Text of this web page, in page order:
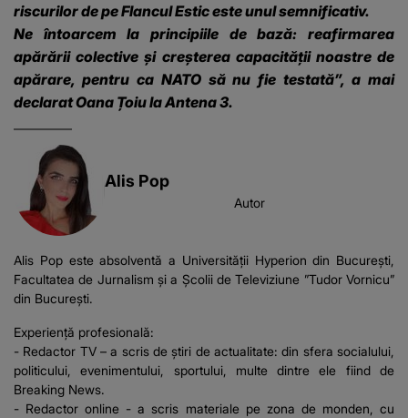
riscurilor de pe Flancul Estic este unul semnificativ.
Ne întoarcem la principiile de bază: reafirmarea
apărării colective și creșterea capacității noastre de
apărare, pentru ca NATO să nu fie testată”, a mai
declarat Oana Țoiu la Antena 3.
Alis Pop
Autor
Alis Pop este absolventă a Universității Hyperion din București,
Facultatea de Jurnalism și a Școlii de Televiziune ”Tudor Vornicu”
din București.
Experiență profesională:
- Redactor TV – a scris de știri de actualitate: din sfera socialului,
politicului, evenimentului, sportului, multe dintre ele fiind de
Breaking News.
- Redactor online - a scris materiale pe zona de monden, cu